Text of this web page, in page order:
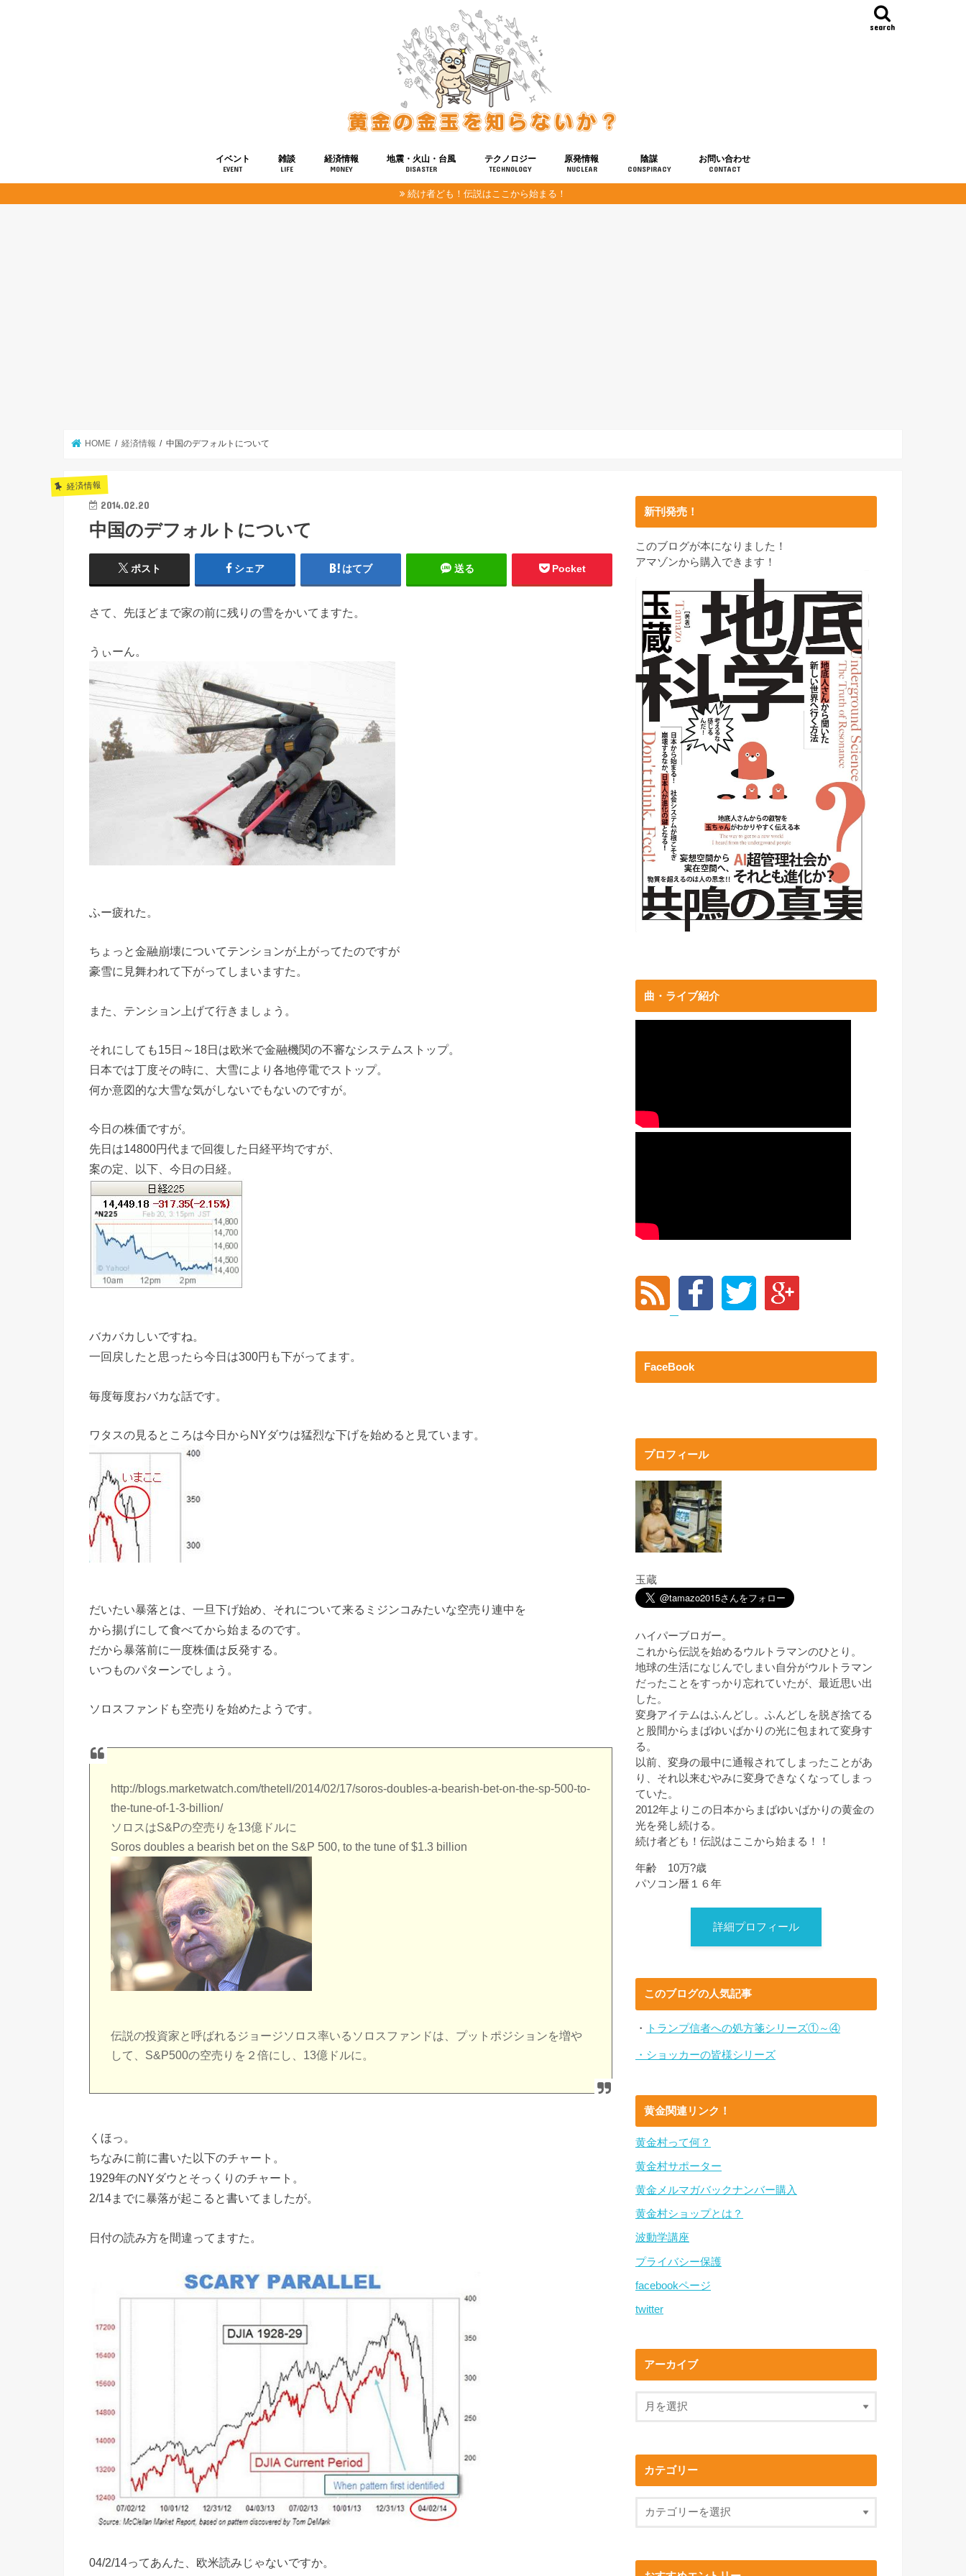
search
イベント
EVENT
雑談
LIFE
経済情報
MONEY
地震・火山・台風
DISASTER
テクノロジー
TECHNOLOGY
健康
宇宙
原発情報
NUCLEAR
陰謀
CONSPIRACY
お問い合わせ
CONTACT
続け者ども！伝説はここから始まる！
HOME 経済情報 中国のデフォルトについて
経済情報
2014.02.20
中国のデフォルトについて
ポスト シェア はてブ 送る Pocket
さて、先ほどまで家の前に残りの雪をかいてますた。
うぃーん。
ふー疲れた。
ちょっと金融崩壊についてテンションが上がってたのですが
豪雪に見舞われて下がってしまいますた。
また、テンション上げて行きましょう。
それにしても15日～18日は欧米で金融機関の不審なシステムストップ。
日本では丁度その時に、大雪により各地停電でストップ。
何か意図的な大雪な気がしないでもないのですが。
今日の株価ですが。
先日は14800円代まで回復した日経平均ですが、
案の定、以下、今日の日経。
バカバカしいですね。
一回戻したと思ったら今日は300円も下がってます。
毎度毎度おバカな話です。
ワタスの見るところは今日からNYダウは猛烈な下げを始めると見ています。
だいたい暴落とは、一旦下げ始め、それについて来るミジンコみたいな空売り連中を
から揚げにして食べてから始まるのです。
だから暴落前に一度株価は反発する。
いつものパターンでしょう。
ソロスファンドも空売りを始めたようです。
http://blogs.marketwatch.com/thetell/2014/02/17/soros-doubles-a-bearish-bet-on-the-sp-500-to-
the-tune-of-1-3-billion/
ソロスはS&Pの空売りを13億ドルに
Soros doubles a bearish bet on the S&P 500, to the tune of $1.3 billion
伝説の投資家と呼ばれるジョージソロス率いるソロスファンドは、プットポジションを増や
して、S&P500の空売りを２倍にし、13億ドルに。
くほっ。
ちなみに前に書いた以下のチャート。
1929年のNYダウとそっくりのチャート。
2/14までに暴落が起こると書いてましたが。
日付の読み方を間違ってますた。
04/2/14ってあんた、欧米読みじゃないですか。
新刊発売！
このブログが本になりました！
アマゾンから購入できます！
曲・ライブ紹介
FaceBook
プロフィール
玉蔵
ハイパーブロガー。
これから伝説を始めるウルトラマンのひとり。
地球の生活になじんでしまい自分がウルトラマン
だったことをすっかり忘れていたが、最近思い出
した。
変身アイテムはふんどし。ふんどしを脱ぎ捨てる
と股間からまばゆいばかりの光に包まれて変身す
る。
以前、変身の最中に通報されてしまったことがあ
り、それ以来むやみに変身できなくなってしまっ
ていた。
2012年よりこの日本からまばゆいばかりの黄金の
光を発し続ける。
続け者ども！伝説はここから始まる！！
年齢 10万?歳
パソコン暦１６年
詳細プロフィール
このブログの人気記事
・ トランプ信者への処方箋シリーズ①～④
・ショッカーの皆様シリーズ
黄金関連リンク！
黄金村って何？
黄金村サポーター
黄金メルマガバックナンバー購入
黄金村ショップとは？
波動学講座
プライバシー保護
facebookページ
twitter
アーカイブ
カテゴリー